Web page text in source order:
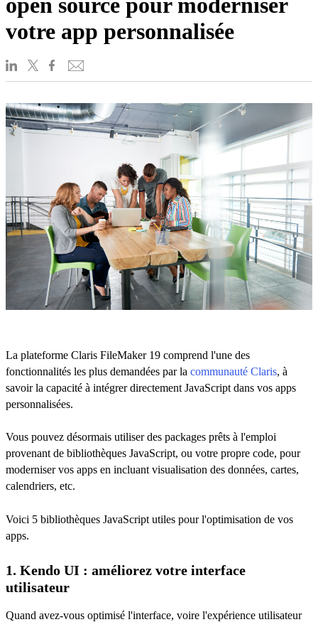
votre app personnalisée
La plateforme Claris FileMaker 19 comprend l'une des
fonctionnalités les plus demandées par la communauté Claris, à
savoir la capacité à intégrer directement JavaScript dans vos apps
personnalisées.
Vous pouvez désormais utiliser des packages prêts à l'emploi
provenant de bibliothèques JavaScript, ou votre propre code, pour
moderniser vos apps en incluant visualisation des données, cartes,
calendriers, etc.
Voici 5 bibliothèques JavaScript utiles pour l'optimisation de vos
apps.
1. Kendo UI : améliorez votre interface
utilisateur
Quand avez-vous optimisé l'interface, voire l'expérience utilisateur